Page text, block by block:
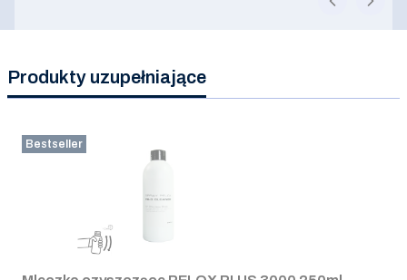
Produkty uzupełniające
Bestseller